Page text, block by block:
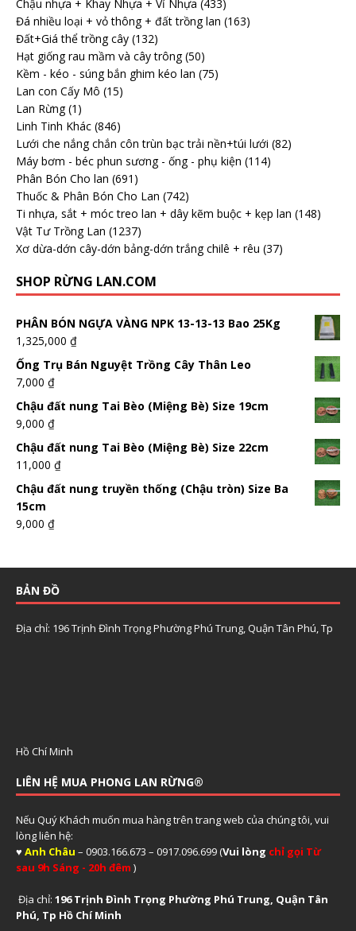
Chậu nhựa + Khay Nhựa + Vỉ Nhựa (433)
Đá nhiều loại + vỏ thông + đất trồng lan (163)
Đất+Giá thể trồng cây (132)
Hạt giống rau mầm và cây trông (50)
Kềm - kéo - súng bắn ghim kéo lan (75)
Lan con Cấy Mô (15)
Lan Rừng (1)
Linh Tinh Khác (846)
Lưới che nắng chắn côn trùn bạc trải nền+túi lưới (82)
Máy bơm - béc phun sương - ống - phụ kiện (114)
Phân Bón Cho lan (691)
Thuốc & Phân Bón Cho Lan (742)
Ti nhựa, sắt + móc treo lan + dây kẽm buộc + kẹp lan (148)
Vật Tư Trồng Lan (1237)
Xơ dừa-dớn cây-dớn bảng-dớn trắng chilê + rêu (37)
SHOP RỪNG LAN.COM
PHÂN BÓN NGỰA VÀNG NPK 13-13-13 Bao 25Kg
1,325,000 ₫
Ống Trụ Bán Nguyệt Trồng Cây Thân Leo
7,000 ₫
Chậu đất nung Tai Bèo (Miệng Bè) Size 19cm
9,000 ₫
Chậu đất nung Tai Bèo (Miệng Bè) Size 22cm
11,000 ₫
Chậu đất nung truyền thống (Chậu tròn) Size Ba
15cm
9,000 ₫
BẢN ĐỒ
Địa chỉ: 196 Trịnh Đình Trọng Phường Phú Trung, Quận Tân Phú, Tp
Hồ Chí Minh
LIÊN HỆ MUA PHONG LAN RỪNG®
Nếu Quý Khách muốn mua hàng trên trang web của chúng tôi, vui
lòng liên hệ:
♥ Anh Châu – 0903.166.673 – 0917.096.699 (Vui lòng chỉ gọi Từ
sau 9h Sáng - 20h đêm )
Địa chỉ: 196 Trịnh Đình Trọng Phường Phú Trung, Quận Tân
Phú, Tp Hồ Chí Minh